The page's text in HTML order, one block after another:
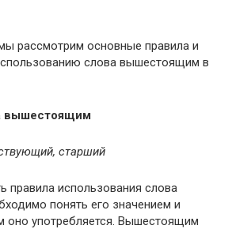
рассмотрим основные правила и
слова вышестоящим в
вышестоящим
старший
правила использования слова
понять его значением и
оно употребляется. Вышестоящим